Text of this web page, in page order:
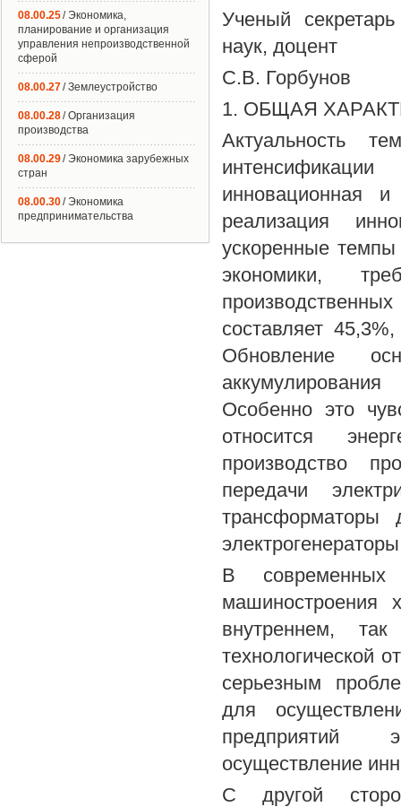
Ученый
наук, доцент
С.В. Горбунов
1. ОБЩАЯ
Актуальность
интенсификации
инновационная и
реализация
ускоренные темпы
экономики,
составляет
Обновление
Особенно это
относится
производство
передачи
трансформаторы
В современных
машиностроения
внутреннем,
технологической
серьезным
для
предприятий
осуществление
С другой
08.00.25/ Экономика,
планирование и организация
управления непроизводственной
сферой
08.00.27/ Землеустройство
08.00.28/ Организация
производства
08.00.29/ Экономика зарубежных
стран
08.00.30/ Экономика
предпринимательства